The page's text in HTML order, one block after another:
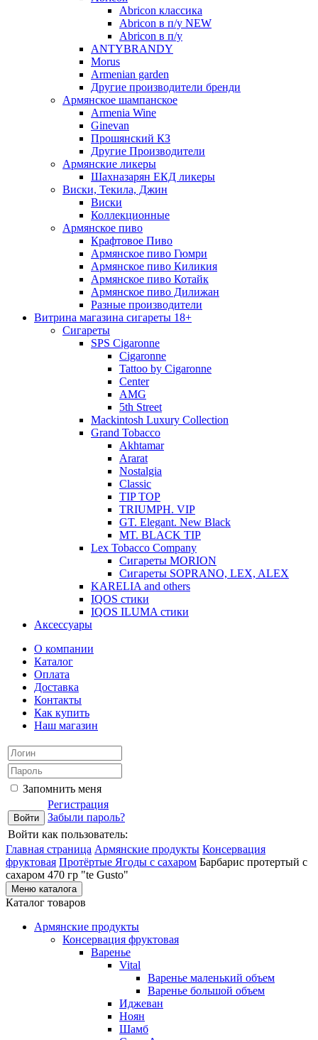
Abricon классика
Abricon в п/у NEW
Abricon в п/у
ANTYBRANDY
Morus
Armenian garden
Другие производители бренди
Армянское шампанское
Armenia Wine
Ginevan
Прошянский КЗ
Другие Производители
Армянские ликеры
Шахназарян ЕКД ликеры
Виски, Текила, Джин
Виски
Коллекционные
Армянское пиво
Крафтовое Пиво
Армянское пиво Гюмри
Армянское пиво Киликия
Армянское пиво Котайк
Армянское пиво Дилижан
Разные производители
Витрина магазина сигареты 18+
Cигареты
SPS Cigaronne
Сigaronne
Tattoo by Cigaronne
Center
AMG
5th Street
Mackintosh Luxury Collection
Grand Tobacco
Akhtamar
Ararat
Nostalgia
Classic
TIP TOP
TRIUMPH. VIP
GT. Elegant. New Black
MT. BLACK TIP
Lex Tobacco Company
Сигареты MORION
Сигареты SOPRANO, LEX, ALEX
KARELIA and others
IQOS стики
IQOS ILUMA стики
Аксессуары
О компании
Каталог
Оплата
Доставка
Контакты
Как купить
Наш магазин
Запомнить меня
Регистрация
Забыли пароль?
Войти как пользователь:
Главная страница Армянские продукты Консервация
фруктовая Протёртые Ягоды с сахаром Барбарис протертый с
сахаром 470 гр "te Gusto"
Меню каталога
Каталог товаров
Армянские продукты
Консервация фруктовая
Варенье
Vital
Варенье маленький объем
Варенье большой объем
Иджеван
Ноян
Шамб